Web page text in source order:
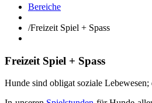
Bereiche
/Freizeit Spiel + Spass
Freizeit Spiel + Spass
Hunde sind obligat soziale